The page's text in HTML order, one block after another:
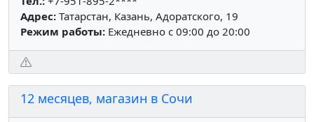
Адрес: Татарстан, Казань, Адоратского, 19
Режим работы: Ежедневно с 09:00 до 20:00
12 месяцев, магазин в Сочи